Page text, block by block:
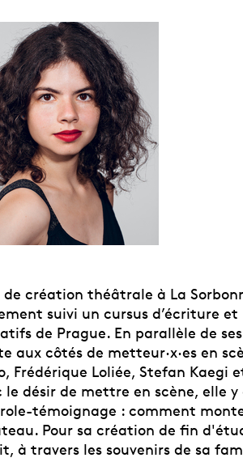
création théâtrale à La
suivi un cursus d’écriture
de Prague. En parallèle de
aux côtés de metteur·x·es en
Frédérique Loliée, Stefan Kaegi
désir de mettre en scène, elle y
témoignage : comment
Pour sa création de fin
à travers les souvenirs de sa